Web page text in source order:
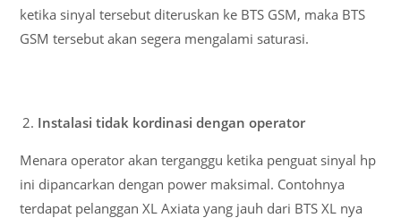
ketika sinyal tersebut diteruskan ke BTS GSM, maka BTS
GSM tersebut akan segera mengalami saturasi.
Instalasi tidak kordinasi dengan operator
Menara operator akan terganggu ketika penguat sinyal hp
ini dipancarkan dengan power maksimal. Contohnya
terdapat pelanggan XL Axiata yang jauh dari BTS XL nya